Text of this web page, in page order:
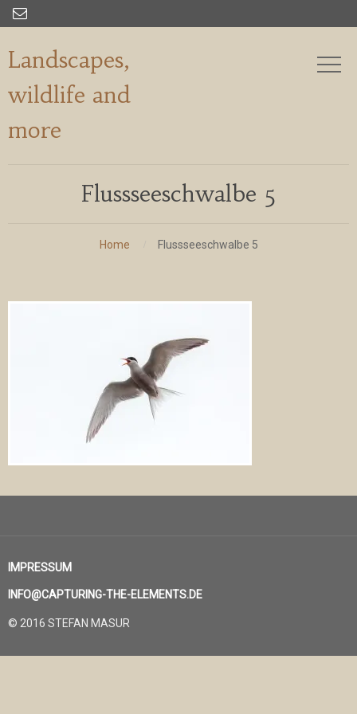

Landscapes,
wildlife and
more
Flussseeschwalbe 5
Home Flussseeschwalbe 5
IMPRESSUM
INFO@CAPTURING-THE-ELEMENTS.DE
© 2016 STEFAN MASUR